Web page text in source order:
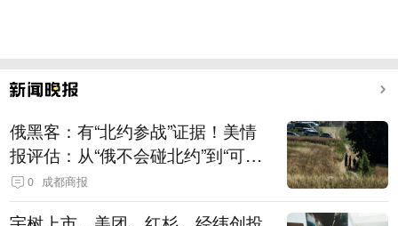
俄黑客：有“北约参战”证据！美情
报评估：从“俄不会碰北约”到“可能
发动有限攻击”
0 成都商报